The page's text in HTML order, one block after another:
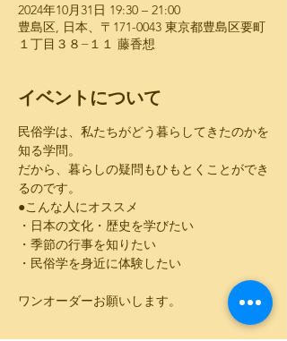
2024年10月31日 19:30 – 21:00
豊島区, 日本、〒171-0043 東京都豊島区要町
１丁目３８−１１ 藤香想
イベントについて
民俗学は、私たちがどう暮らしてきたのかを
知る学問。
だから、暮らしの疑問もひもとくことができ
るのです。
●こんな人にオススメ
・日本の文化・歴史を学びたい
・季節の行事を知りたい
・民俗学を身近に体験したい
ワンオーダーお願いします。